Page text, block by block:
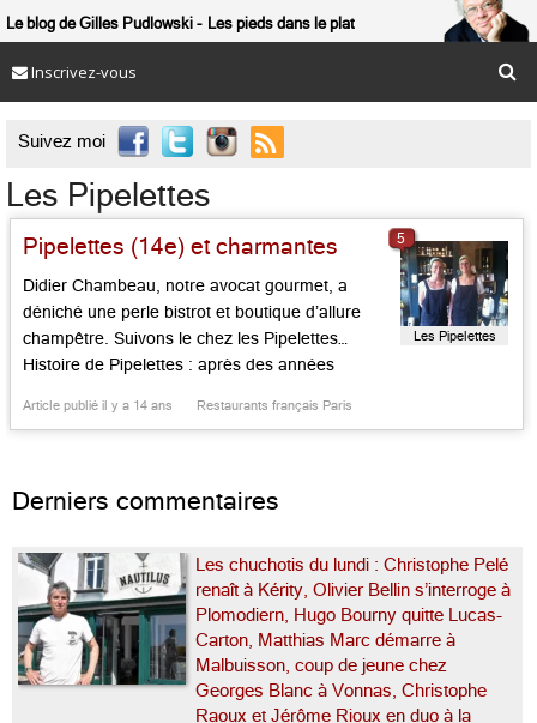
Le blog de Gilles Pudlowski Les pieds dans le plat
Inscrivez-vous
Suivez moi 
Les Pipelettes
Pipelettes (14e) et charmantes
Didier Chambeau, notre avocat gourmet, a
déniché une perle bistrot et boutique d’allure
champêtre. Suivons le chez les Pipelettes…
Histoire de Pipelettes : après des années
qui avait une passion des produits de qualité
cuisine. Diplôme […]...
Article publié il y a 14 ans Restaurants français Paris
Les Pipelettes
5
Derniers commentaires
Les chuchotis du lundi : Christophe Pelé
renaît à Kérity, Olivier Bellin s’interroge à
Plomodiern, Hugo Bourny quitte Lucas-
Carton, Matthias Marc démarre à
Malbuisson, coup de jeune chez
Georges Blanc à Vonnas, Christophe
Raoux et Jérôme Rioux en duo à la